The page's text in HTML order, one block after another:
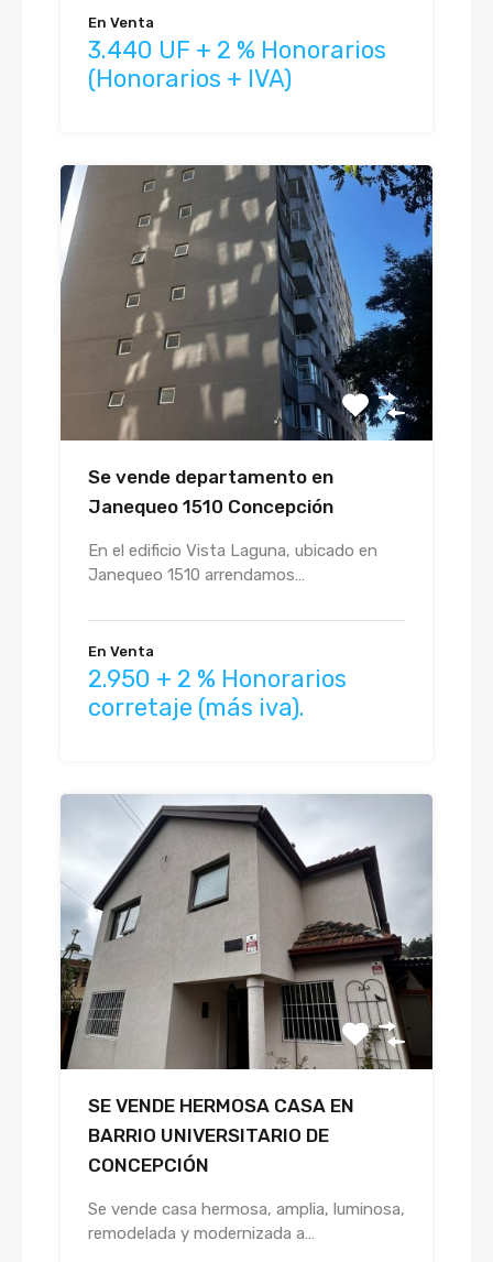
En Venta
3.440 UF + 2 % Honorarios
(Honorarios + IVA)
Se vende departamento en
Janequeo 1510 Concepción
En el edificio Vista Laguna, ubicado en
Janequeo 1510 arrendamos…
En Venta
2.950 + 2 % Honorarios
corretaje (más iva).
SE VENDE HERMOSA CASA EN
BARRIO UNIVERSITARIO DE
CONCEPCIÓN
Se vende casa hermosa, amplia, luminosa,
remodelada y modernizada a…